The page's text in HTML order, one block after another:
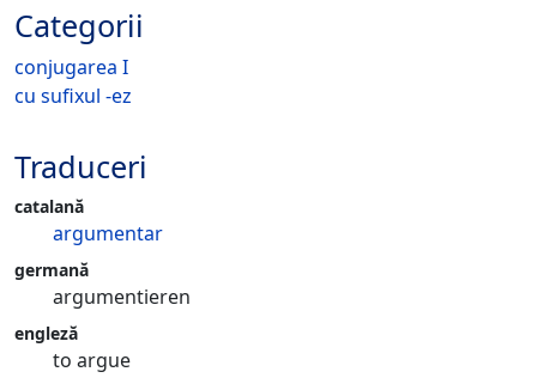
Categorii
conjugarea I
cu sufixul -ez
Traduceri
catalană
argumentar
germană
argumentieren
engleză
to argue